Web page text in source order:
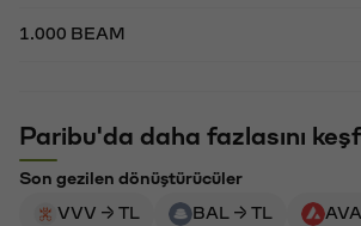
1.000 BEAM
Paribu'da daha fazlasını
Son gezilen dönüştürücüler
VVV → TL
BAL → TL